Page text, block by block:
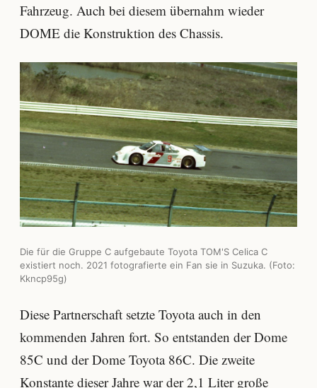
Fahrzeug. Auch bei diesem übernahm wieder
DOME die Konstruktion des Chassis.
Die für die Gruppe C aufgebaute Toyota TOM'S Celica C
existiert noch. 2021 fotografierte ein Fan sie in Suzuka. (Foto:
Kkncp95g)
Diese Partnerschaft setzte Toyota auch in den
kommenden Jahren fort. So entstanden der Dome
85C und der Dome Toyota 86C. Die zweite
Konstante dieser Jahre war der 2,1 Liter große